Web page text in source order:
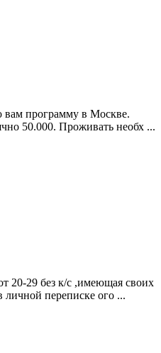
вам программу в Москве.
50.000. Проживать необх ...
20-29 без к/с ,имеющая своих
личной переписке ого ...